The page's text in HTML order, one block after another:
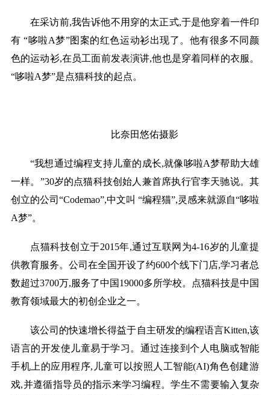
在采访前,我告诉他不用穿的太正式,于是他穿着一件印
有 “哆啦A梦”图案的红色运动衫出现了。他有很多不同颜
色的运动衫,在员工面前发表演讲,他也是穿着同样的衣服。
“哆啦A梦”是点猫科技的起点。
比奈田悠佑摄影
“我想通过编程支持儿童的成长,就像哆啦A梦帮助大雄
一样。”30岁的点猫科技创始人兼首席执行官李天驰说。其
创立的公司“Codemao”,中文叫 “编程猫”,灵感来就源自“哆啦
A梦”。
点猫科技创立于2015年,通过互联网为4-16岁的儿童提
供教育服务。公司在全国开设了约600个线下门店,学习者总
数超过3700万,服务了中国19000多所学校。点猫科技是中国
教育领域最大的初创企业之一。
该公司的快速增长得益于自主研发的编程语言Kitten,该
语言的开发使儿童易于学习。通过连接到个人电脑或智能
手机上的应用程序,儿童可以按照人工智能(AI)角色创建游
戏,并遵循指导员的指示来学习编程。学生不需要输入复杂